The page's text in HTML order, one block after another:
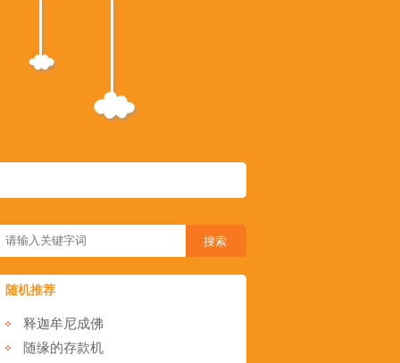
随机推荐
释迦牟尼成佛
随缘的存款机